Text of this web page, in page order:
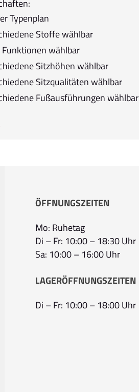
Typenplan
Stoffe wählbar
Funktionen wählbar
Sitzhöhen wählbar
Sitzqualitäten wählbar
Fußausführungen wählbar
ÖFFNUNGSZEITEN
Mo: Ruhetag
Di – Fr: 10:00 – 18:30 Uhr
Sa: 10:00 – 16:00 Uhr
LAGERÖFFNUNGSZEITEN
Di – Fr: 10:00 – 18:00 Uhr